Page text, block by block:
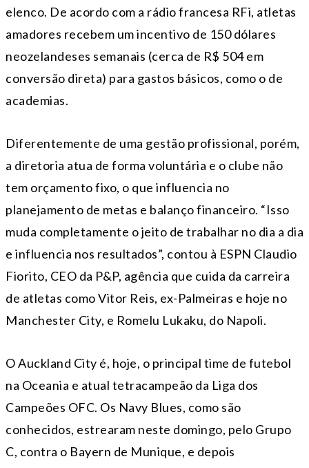
elenco. De acordo com a rádio francesa RFi, atletas
amadores recebem um incentivo de 150 dólares
neozelandeses semanais (cerca de R$ 504 em
conversão direta) para gastos básicos, como o de
academias.
Diferentemente de uma gestão profissional, porém,
a diretoria atua de forma voluntária e o clube não
tem orçamento fixo, o que influencia no
planejamento de metas e balanço financeiro. “Isso
muda completamente o jeito de trabalhar no dia a dia
e influencia nos resultados”, contou à ESPN Claudio
Fiorito, CEO da P&P, agência que cuida da carreira
de atletas como Vitor Reis, ex-Palmeiras e hoje no
Manchester City, e Romelu Lukaku, do Napoli.
O Auckland City é, hoje, o principal time de futebol
na Oceania e atual tetracampeão da Liga dos
Campeões OFC. Os Navy Blues, como são
conhecidos, estrearam neste domingo, pelo Grupo
C, contra o Bayern de Munique, e depois